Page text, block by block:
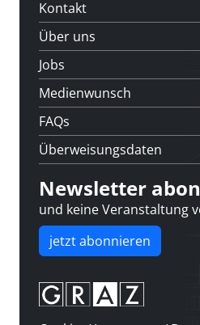
Kontakt
Über uns
Jobs
Medienwunsch
FAQs
Überweisungsdaten
Newsletter
und keine Veranstaltung
jetzt abonnieren